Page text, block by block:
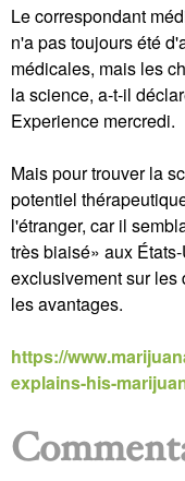
Le correspondant
n'a pas toujours été
médicales, mais les
la science, a-t-il
Experience mercredi.
Mais pour trouver la
potentiel
l'étranger, car il
très biaisé» aux
exclusivement sur les
les avantages.
https://
explains-his-